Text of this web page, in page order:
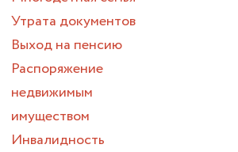
Утрата документов
Выход на пенсию
Распоряжение
недвижимым
имуществом
Инвалидность